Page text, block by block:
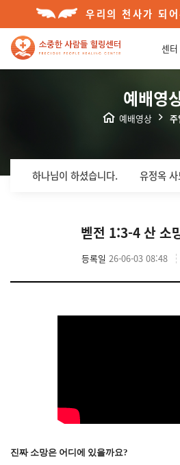
우리의 천사가 되
센
예배영
예배영상
하나님이 하셨습니다. 유정옥
벧전 1:3-4 산 소
등록일 26-06-03 08:48
진짜 소망은 어디에 있을까요?